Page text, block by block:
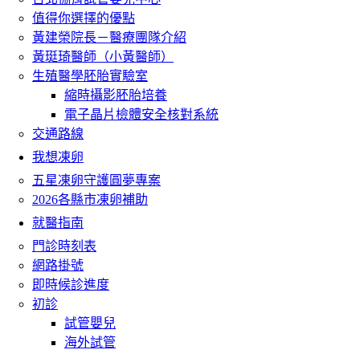
值得你選擇的優點
黃建榮院長－醫療團隊介紹
黃珽琦醫師（小黃醫師）
生殖醫學胚胎實驗室
縮時攝影胚胎培養
電子晶片檢體安全核對系統
交通路線
我想凍卵
五星凍卵守護圓夢專案
2026各縣市凍卵補助
就醫指南
門診時刻表
網路掛號
即時候診進度
初診
試管嬰兒
海外試管